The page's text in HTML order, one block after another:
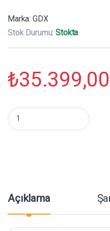
Marka: GDX
Stok Durumu:Stokta
₺35.399,00
GDX LM-300C II İkili Set
Açıklama